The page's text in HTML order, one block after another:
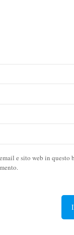
e sito web in questo